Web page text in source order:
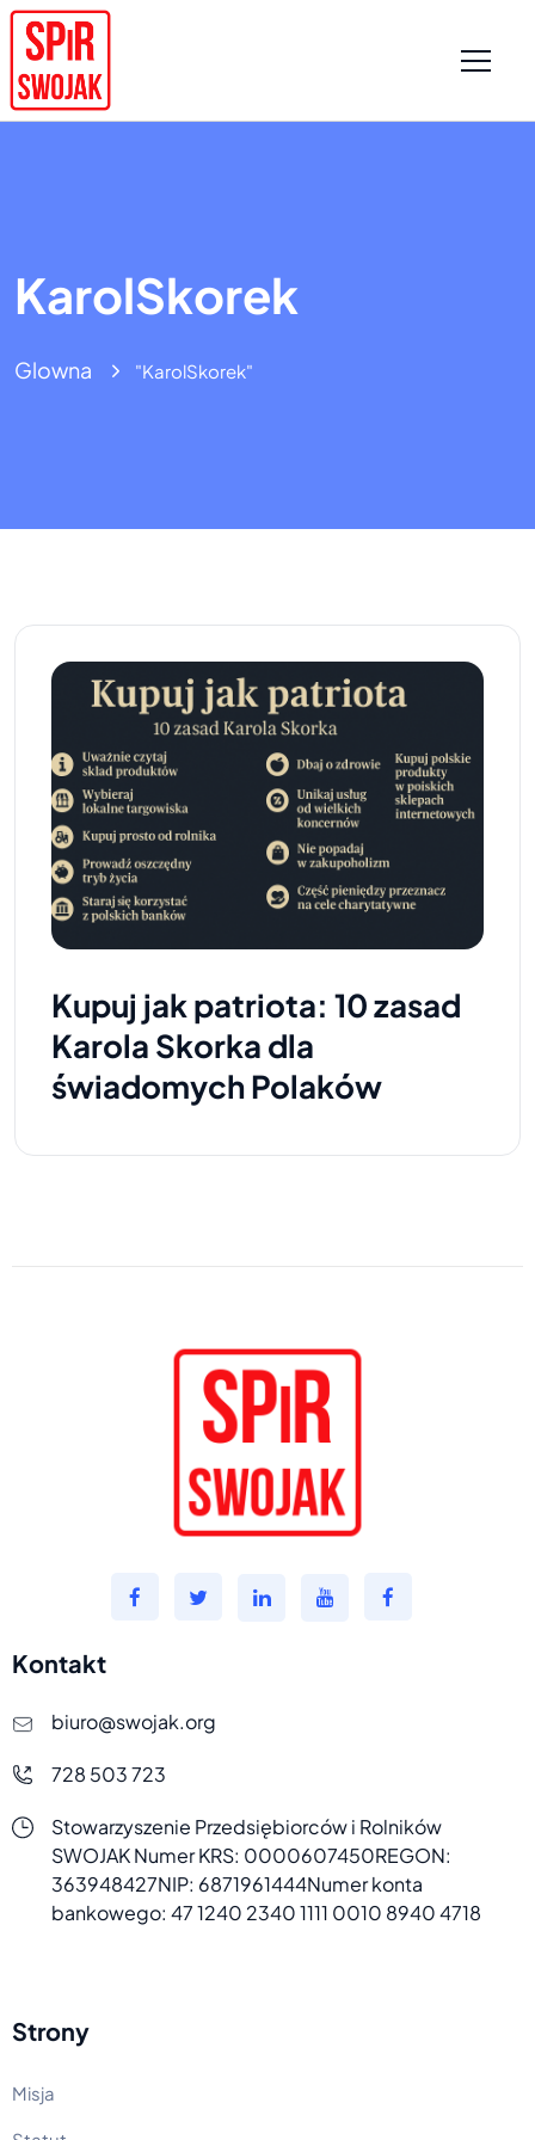
KarolSkorek
Glowna "KarolSkorek"
Kupuj jak patriota: 10 zasad
Karola Skorka dla
świadomych Polaków
Kontakt
biuro@swojak.org
728 503 723
Stowarzyszenie Przedsiębiorców i Rolników
SWOJAKNumer KRS: 0000607450REGON:
363948427NIP: 6871961444Numer konta
bankowego: 47 1240 2340 1111 0010 8940 4718
Strony
Misja